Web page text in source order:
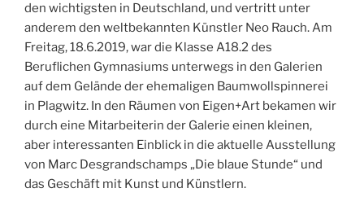
den wichtigsten in Deutschland, und vertritt unter
anderem den weltbekannten Künstler Neo Rauch. Am
Freitag, 18.6.2019, war die Klasse A18.2 des
Beruflichen Gymnasiums unterwegs in den Galerien
auf dem Gelände der ehemaligen Baumwollspinnerei
in Plagwitz. In den Räumen von Eigen+Art bekamen wir
durch eine Mitarbeiterin der Galerie einen kleinen,
aber interessanten Einblick in die aktuelle Ausstellung
von Marc Desgrandschamps „Die blaue Stunde“ und
das Geschäft mit Kunst und Künstlern.